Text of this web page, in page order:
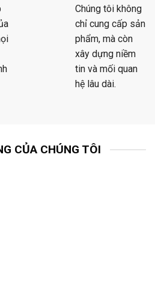
Chúng tôi không
chỉ cung cấp sản
phẩm, mà còn
xây dựng niềm
tin và mối quan
hệ lâu dài.
CỦA CHÚNG TÔI